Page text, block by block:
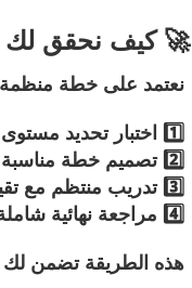
🚀 كيف نحقق لك
نعتمد على خطة
1️⃣ اختبار تحديد مستوى
2️⃣ تصميم خطة مناسبة لك
3️⃣ تدريب منتظم مع تقييم الأداء
4️⃣ مراجعة نهائية شاملة قبل الاختبار
هذه الطريقة تضمن لك